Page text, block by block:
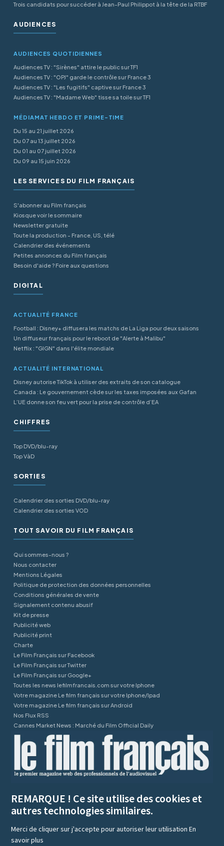
Trois candidats pour succéder à Jean-Paul Philippot à la tête de la RTBF
AUDIENCES
AUDIENCES QUOTIDIENNES
Audiences TV : "Sirènes" attire le public sur TF1
Audiences TV : "OPJ" garde le contrôle sur France 3
Audiences TV : "Les fugitifs" captive sur France 3
Audiences TV : "Madame Web" tisse sa toile sur TF1
MÉDIAMAT HEBDO ET PRIME-TIME
Du 15 au 21 juillet 2026
Du 07 au 13 juillet 2026
Du 01 au 07 juillet 2026
Du 09 au 15 juin 2026
LES SERVICES DU FILM FRANÇAIS
S'abonner au Film français
Kiosque voir le sommaire
Newsletter gratuite
Toute la production - France, US, télé
Calendrier des événements
Petites annonces du Film français
Besoin d'aide ? Foire aux questions
DIGITAL
ACTUALITÉ FRANCE
Football : Disney+ diffusera les matchs de La Liga pour deux saisons
Un diffuseur français pour le reboot de "Alerte à Malibu"
Netflix : "GIGN" dans l'élite mondiale
ACTUALITÉ INTERNATIONAL
Disney autorise TikTok à utiliser des extraits de son catalogue
Canada : Le gouvernement cède sur les taxes imposées aux Gafan
L’UE donne son feu vert pour la prise de contrôle d’EA
CHIFFRES
Top DVD/blu-ray
Top VàD
SORTIES
Calendrier des sorties DVD/blu-ray
Calendrier des sorties VOD
TOUT SAVOIR DU FILM FRANÇAIS
Qui sommes-nous ?
Nous contacter
Mentions Légales
Politique de protection des données personnelles
Conditions générales de vente
Signalement contenu abusif
Kit de presse
Publicité web
Publicité print
Charte
Le Film Français sur Facebook
Le Film Français sur Twitter
Le Film Français sur Google+
Toutes les news lefilmfrancais.com sur votre Iphone
Votre magazine Le film français sur votre Iphone/Ipad
Votre magazine Le film français sur Android
Nos Flux RSS
Cannes Market News : Marché du Film Official Daily
REMARQUE ! Ce site utilise des cookies et
autres technologies similaires.
Merci de cliquer sur j'accepte pour autoriser leur utilisationEn
savoir plus